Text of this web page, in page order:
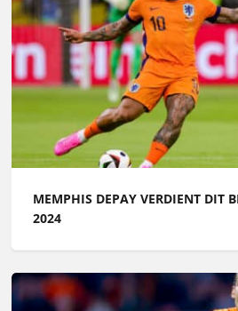
MEMPHIS DEPAY VERDIENT DIT
2024